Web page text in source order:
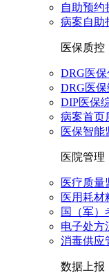
自助预约
病案自助
医保质控
DRG医保
DRG医保
DIP医保
病案首页
医保智能
医院管理
医疗质量
医用耗材
国（军）
电子处方
消毒供应
数据上报